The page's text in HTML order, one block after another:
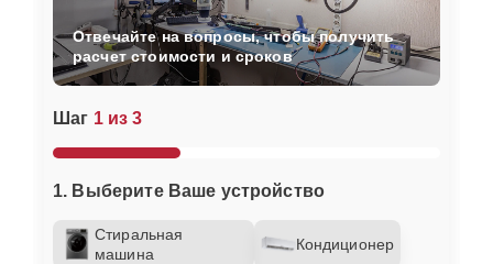
Шаг 1 из 3
1. Выберите Ваше устройство
Стиральная
машина
Кондиционер
Отвечайте на вопросы, чтобы получить
расчет стоимости и сроков